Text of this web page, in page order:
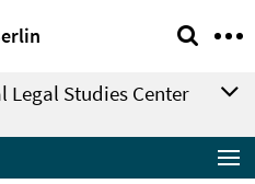
Studies Center